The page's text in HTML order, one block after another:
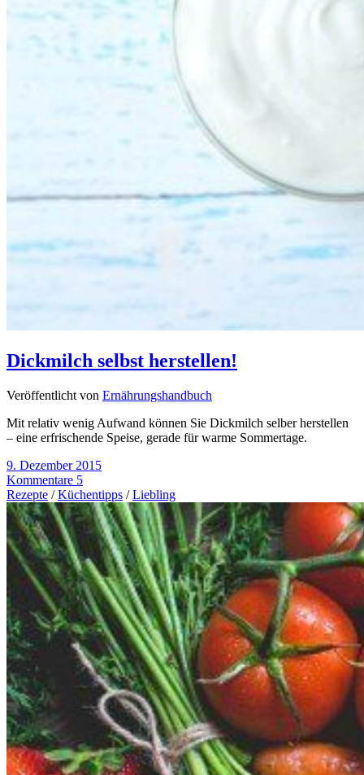
Dickmilch selbst herstellen!
Veröffentlicht von Ernährungshandbuch
Mit relativ wenig Aufwand können Sie Dickmilch selber herstellen
– eine erfrischende Speise, gerade für warme Sommertage.
9. Dezember 2015
Kommentare 5
Rezepte /Küchentipps /Liebling